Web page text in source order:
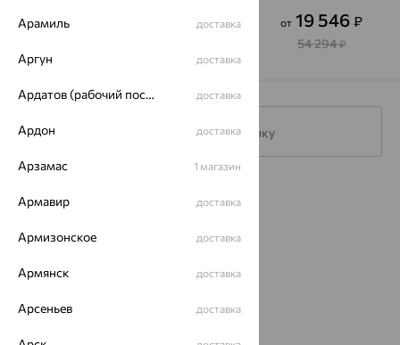
SOKOLOV
от 25 267
SOKOLOV
26 722₽ от 19 546 ₽
54 294₽
Подписаться на рассылку
Арамиль доставка
Аргун доставка
Ардатов (рабочий поселок) доставка
Ардон доставка
Арзамас 1 магазин
Армавир доставка
Армизонское доставка
Армянск доставка
Арсеньев доставка